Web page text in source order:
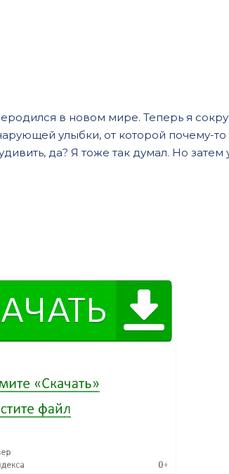
в новом мире. Теперь я
улыбки, от которой почему-
да? Я тоже так думал. Но затем